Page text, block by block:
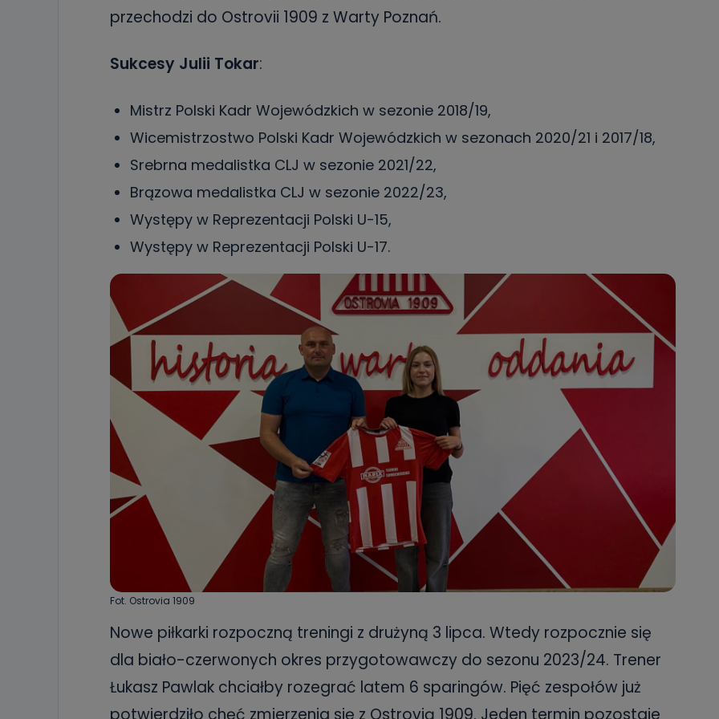
19 dostępu do danych osobowych dotyczących Państwa oraz uzyskania ich kopii, a
ich sprostowania, usunięcia danych, ograniczenia ich przetwarzania oraz prawo
uzasadnionego celu administratora – do momentu wniesienia sprzeciwu.
Jakie dane osobowe przetwarzamy?
Przetwarzane kategorie Państwa danych osobowych to dane, które pochodzą
Państwa (lub zostały przekazane w Państwa imieniu) lub dane osobowe, które zostały
źródeł publicznie dostępnych, w szczególności: imię i nazwisko, adres e-mail, telefon
adres korespondencyjny. Odbiorcą Pastwa danych osobowych są pracownicy i
oraz partnerzy wspomagający administratora w jego biznesowej działalności.
Jak skontaktować się z inspektorem danych osobowych?
poczta@tvproart.pl
przechodzi do Ostrovii 1909 z Warty Poznań.
Sukcesy Julii Tokar:
Mistrz Polski Kadr Wojewódzkich w sezonie 2018/19,
Wicemistrzostwo Polski Kadr Wojewódzkich w sezonach 2020/21 i 2017/18,
Srebrna medalistka CLJ w sezonie 2021/22,
Brązowa medalistka CLJ w sezonie 2022/23,
Występy w Reprezentacji Polski U-15,
Występy w Reprezentacji Polski U-17.
Fot. Ostrovia 1909
Nowe piłkarki rozpoczną treningi z drużyną 3 lipca. Wtedy rozpocznie się
dla biało-czerwonych okres przygotowawczy do sezonu 2023/24. Trener
Łukasz Pawlak chciałby rozegrać latem 6 sparingów. Pięć zespołów już
potwierdziło chęć zmierzenia się z Ostrovią 1909. Jeden termin pozostaje